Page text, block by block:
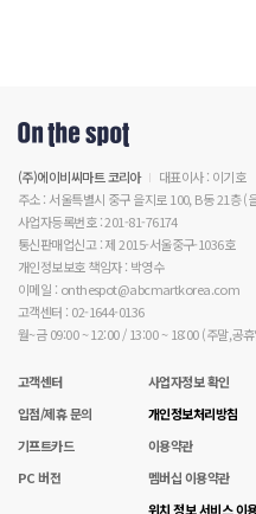
(주)에이비씨마트 코리아
대표이사 : 이기호
주소 : 서울특별시 중구 을지로 100, B동 21층 (
사업자등록번호 : 201-81-76174
통신판매업신고 : 제 2015-서울중구-1036호
개인정보보호 책임자 : 박영수
이메일 : onthespot@abcmartkorea.com
고객센터 : 02-1644-0136
월~금 09:00 ~ 12:00 / 13:00 ~ 18:00 (주말,공
고객센터
입점/제휴 문의
기프트카드
PC 버전
사업자정보 확인
개인정보처리방침
이용약관
멤버십 이용약관
위치 정보 서비스 이